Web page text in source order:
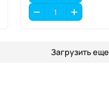
Загрузить еще